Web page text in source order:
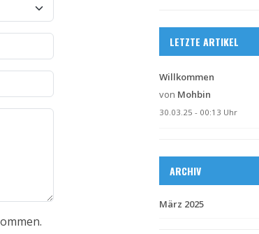
LETZTE ARTIKEL
Willkommen
von Mohbin
30.03.25 - 00:13 Uhr
ARCHIV
März 2025